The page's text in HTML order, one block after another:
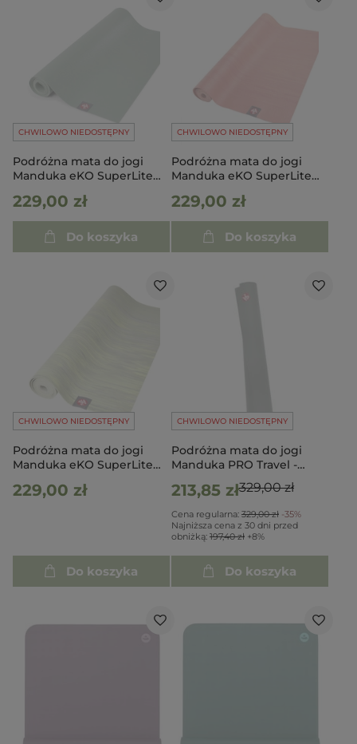
CHWILOWO NIEDOSTĘPNY
Podróżna mata do jogi
Manduka eKO SuperLite
229,00 zł
Do koszyka
CHWILOWO NIEDOSTĘPNY
Podróżna mata do jogi
Manduka eKO SuperLite
Marble
229,00 zł
Do koszyka
CHWILOWO NIEDOSTĘPNY
Podróżna mata do jogi
Manduka eKO SuperLite
marbled
229,00 zł
Do koszyka
CHWILOWO NIEDOSTĘPNY
Podróżna mata do jogi
Manduka PRO Travel -
Black Sage - seria Almost
Perfect
213,85 zł329,00 zł
Cena regularna: 329,00 zł -35%
Najniższa cena z 30 dni przed
obniżką: 197,40 zł +8%
Do koszyka